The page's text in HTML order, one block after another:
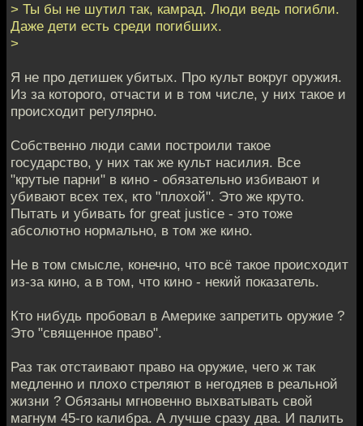
> Ты бы не шутил так, камрад. Люди ведь погибли.
Даже дети есть среди погибших.
>
Я не про детишек убитых. Про культ вокруг оружия.
Из за которого, отчасти и в том числе, у них такое и
происходит регулярно.
Собственно люди сами построили такое
государство, у них так же культ насилия. Все
"крутые парни" в кино - обязательно избивают и
убивают всех тех, кто "плохой". Это же круто.
Пытать и убивать for great justice - это тоже
абсолютно нормально, в том же кино.
Не в том смысле, конечно, что всё такое происходит
из-за кино, а в том, что кино - некий показатель.
Кто нибудь пробовал в Америке запретить оружие ?
Это "священное право".
Раз так отстаивают право на оружие, чего ж так
медленно и плохо стреляют в негодяев в реальной
жизни ? Обязаны мгновенно выхватывать свой
магнум 45-го калибра. А лучше сразу два. И палить